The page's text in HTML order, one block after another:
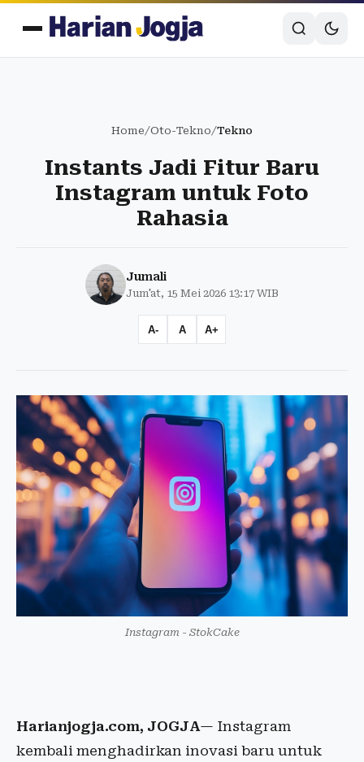
Home/Oto-Tekno/Tekno
Instants Jadi Fitur Baru
Instagram untuk Foto
Rahasia
Jumali
Jum'at, 15 Mei 2026 13:17 WIB
A- A A+
Instagram - StokCake
Harianjogja.com, JOGJA— Instagram
kembali menghadirkan inovasi baru untuk